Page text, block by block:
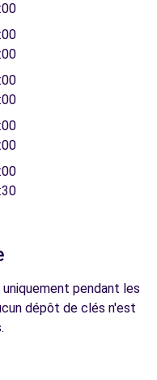
pendant les
dépôt de clés n'est